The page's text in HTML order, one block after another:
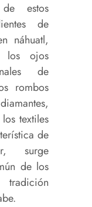
estos
de
náhuatl,
los ojos
de
rombos
textiles
de
surge
de los